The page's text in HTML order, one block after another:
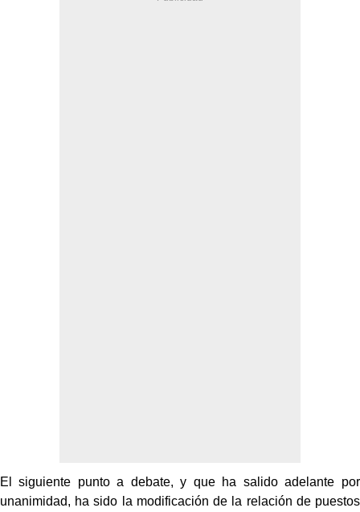
El siguiente punto a debate, y que ha salido adelante por
unanimidad, ha sido la modificación de la relación de puestos